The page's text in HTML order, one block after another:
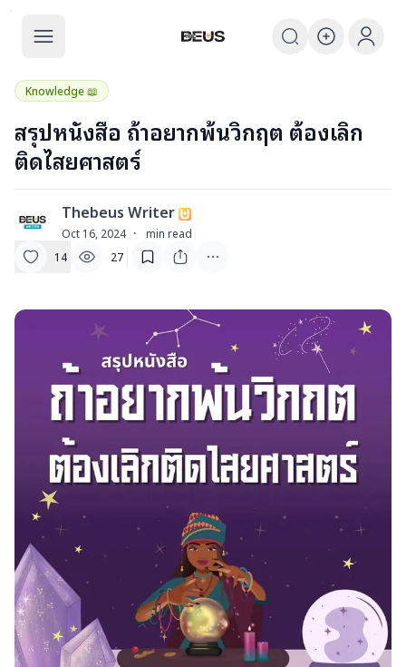
The BEUS
The BEUS - แหล่งรวมชุมชนแฟนค
Knowledge 📖
สรุปหนังสือ ถ้าอยากพ้นวิกฤต ต้องเลิก
ติดไสยศาสตร์
T Thebeus Writer
Oct 16, 2024 · min read
14
27